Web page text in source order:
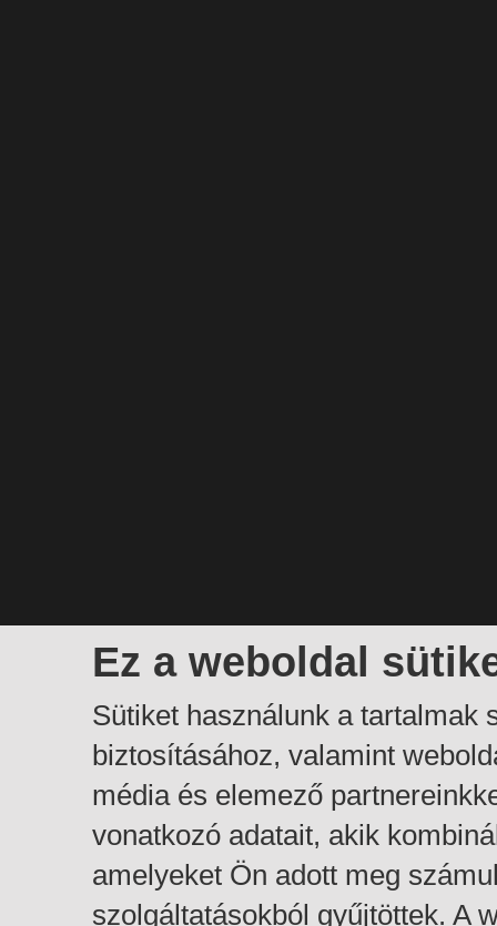
Ez a weboldal
Sütiket használunk a tartalmak
biztosításához, valamint
média és elemező
vonatkozó adatait, akik
amelyeket Ön adott meg
szolgáltatásokból gyűjtöttek. A